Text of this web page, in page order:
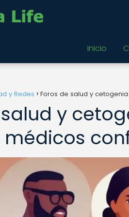
Inicio
y Redes Foros de salud y
y